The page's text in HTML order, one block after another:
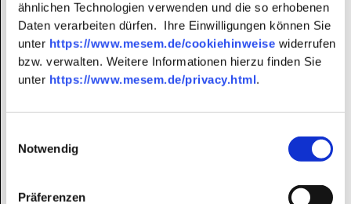
ähnlichen Technologien verwenden und die so erhobenen
Daten verarbeiten dürfen. Ihre Einwilligungen können Sie
unter https://www.mesem.de/cookiehinweise widerrufen
bzw. verwalten. Weitere Informationen hierzu finden Sie
unter https://www.mesem.de/privacy.html.
Notwendig
Präferenzen
1349,00 EUR
1213,99 EUR*